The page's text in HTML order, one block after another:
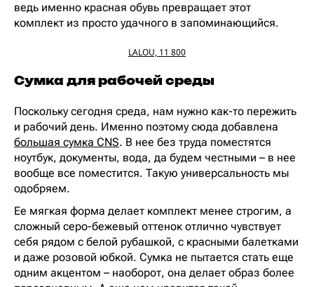
ведь именно красная обувь превращает этот
комплект из просто удачного в запоминающийся.
LALOU, 11 800
Сумка для рабочей среды
Поскольку сегодня среда, нам нужно как-то пережить
и рабочий день. Именно поэтому сюда добавлена
большая сумка CNS. В нее без труда поместятся
ноутбук, документы, вода, да будем честными – в нее
вообще все поместится. Такую универсальность мы
одобряем.
Ее мягкая форма делает комплект менее строгим, а
сложный серо-бежевый оттенок отлично чувствует
себя рядом с белой рубашкой, с красными балетками
и даже розовой юбкой. Сумка не пытается стать еще
одним акцентом – наоборот, она делает образ более